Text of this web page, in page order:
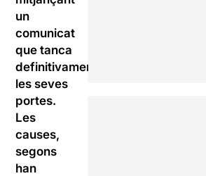
un
comunicat
que tanca
definitivament
les seves
portes.
Les
causes,
segons
han